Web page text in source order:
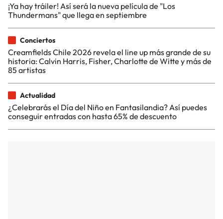
¡Ya hay tráiler! Así será la nueva película de "Los
Thundermans" que llega en septiembre
Conciertos
Creamfields Chile 2026 revela el line up más grande de su
historia: Calvin Harris, Fisher, Charlotte de Witte y más de
85 artistas
Actualidad
¿Celebrarás el Día del Niño en Fantasilandia? Así puedes
conseguir entradas con hasta 65% de descuento